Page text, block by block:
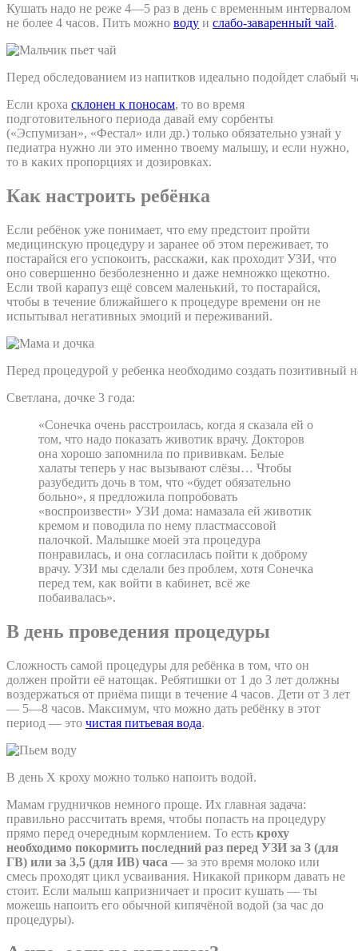
Кушать надо не реже 4—5 раз в день с временным интервалом
не более 4 часов. Пить можно воду и слабо-заваренный чай.
Перед обследованием из напитков идеально подойдет слабый
Если кроха склонен к поносам, то во время
подготовительного периода давай ему сорбенты
(«Эспумизан», «Фестал» или др.) только обязательно узнай у
педиатра нужно ли это именно твоему малышу, и если нужно,
то в каких пропорциях и дозировках.
Как настроить ребёнка
Если ребёнок уже понимает, что ему предстоит пройти
медицинскую процедуру и заранее об этом переживает, то
постарайся его успокоить, расскажи, как проходит УЗИ, что
оно совершенно безболезненно и даже немножко щекотно.
Если твой карапуз ещё совсем маленький, то постарайся,
чтобы в течение ближайшего к процедуре времени он не
испытывал негативных эмоций и переживаний.
Перед процедурой у ребенка необходимо создать позитивный
Светлана, дочке 3 года:
«Сонечка очень расстроилась, когда я сказала ей о
том, что надо показать животик врачу. Докторов
она хорошо запомнила по прививкам. Белые
халаты теперь у нас вызывают слёзы… Чтобы
разубедить дочь в том, что «будет обязательно
больно», я предложила попробовать
«воспроизвести» УЗИ дома: намазала ей животик
кремом и поводила по нему пластмассовой
палочкой. Малышке моей эта процедура
понравилась, и она согласилась пойти к доброму
врачу. УЗИ мы сделали без проблем, хотя Сонечка
перед тем, как войти в кабинет, всё же
побаивалась».
В день проведения процедуры
Сложность самой процедуры для ребёнка в том, что он
должен пройти её натощак. Ребятишки от 1 до 3 лет должны
воздержаться от приёма пищи в течение 4 часов. Дети от 3 лет
— 5—8 часов. Максимум, что можно дать ребёнку в этот
период — это чистая питьевая вода.
В день Х кроху можно только напоить водой.
Мамам грудничков немного проще. Их главная задача:
правильно рассчитать время, чтобы попасть на процедуру
прямо перед очередным кормлением. То есть кроху
необходимо покормить последний раз перед УЗИ за 3 (для
ГВ) или за 3,5 (для ИВ) часа — за это время молоко или
смесь проходят цикл усваивания. Никакой прикорм давать не
стоит. Если малыш капризничает и просит кушать — ты
можешь напоить его обычной кипячёной водой (за час до
процедуры).